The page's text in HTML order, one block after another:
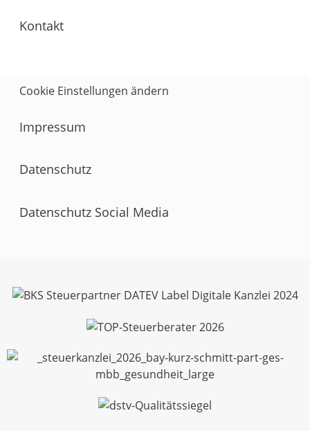
Kontakt
Cookie Einstellungen ändern
Impressum
Datenschutz
Datenschutz Social Media